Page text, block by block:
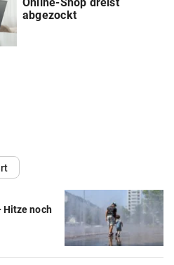
Online-Shop dreist
abgezockt
Hitze noch